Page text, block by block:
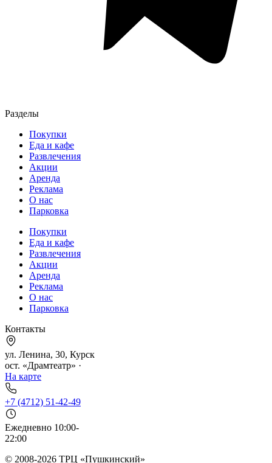
Разделы
Покупки
Еда и кафе
Развлечения
Акции
Аренда
Реклама
О нас
Парковка
Покупки
Еда и кафе
Развлечения
Акции
Аренда
Реклама
О нас
Парковка
Контакты
ул. Ленина, 30, Курск
ост. «Драмтеатр» ·
На карте
+7 (4712) 51-42-49
Ежедневно 10:00-
22:00
© 2008-2026 ТРЦ «Пушкинский»